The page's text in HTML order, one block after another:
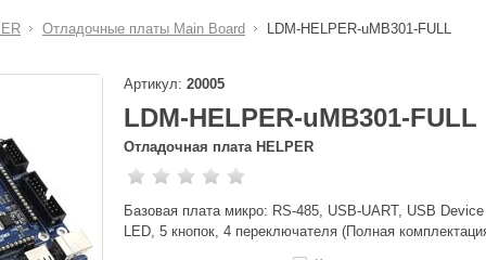
Отладочные платы Main Board LDM-HELPER-uMB301-FULL
Артикул: 20005
LDM-HELPER-uMB301-FULL
Отладочная плата HELPER
Базовая плата микро: RS-485, USB-UART, USB
LED, 5 кнопок, 4 переключателя (Полная